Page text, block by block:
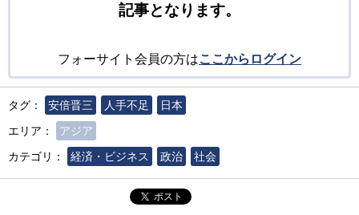
記事となります。
フォーサイト会員の方はここからログイン
タグ： 安倍晋三 人手不足
日本
エリア：
アジア
カテゴリ：
経済・ビジネス 政治 社会
ポスト